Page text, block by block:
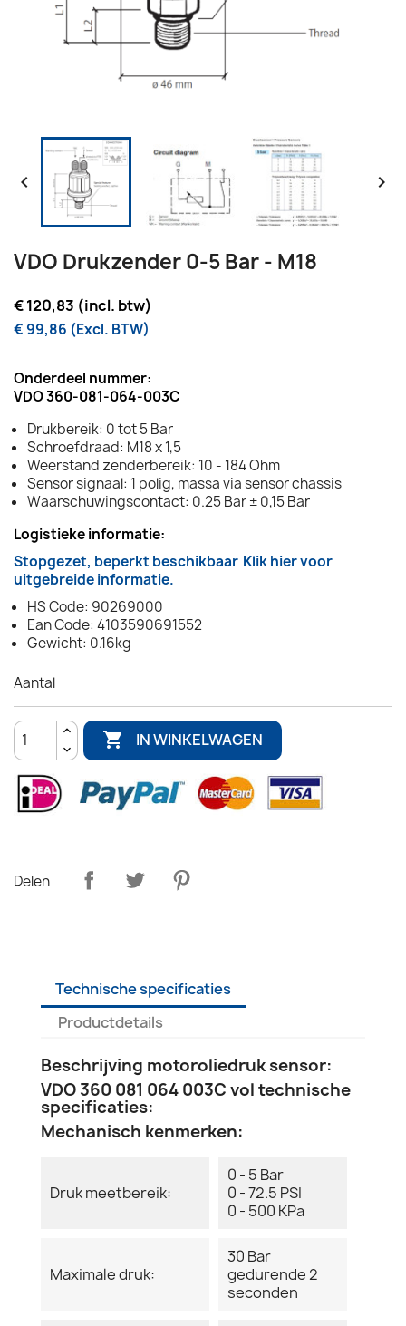
 
VDO Drukzender 0-5 Bar - M18
€ 120,83 (incl. btw)
€ 99,86 (Excl. BTW)
Onderdeel nummer:
VDO 360-081-064-003C
Drukbereik: 0 tot 5 Bar
Schroefdraad: M18 x 1,5
Weerstand zenderbereik: 10 - 184 Ohm
Sensor signaal: 1 polig, massa via sensor chassis
Waarschuwingscontact: 0.25 Bar ± 0,15 Bar
Logistieke informatie:
Stopgezet, beperkt beschikbaar Klik hier voor
uitgebreide informatie.
HS Code: 90269000
Ean Code: 4103590691552
Gewicht: 0.16kg
Aantal
 IN WINKELWAGEN
Delen
Technische specificaties
Productdetails
Beschrijving motoroliedruk sensor:
VDO 360 081 064 003C vol technische
specificaties:
Mechanisch kenmerken:
Druk meetbereik:
0 - 5 Bar
0 - 72.5 PSI
0 - 500 KPa
Maximale druk:
30 Bar
gedurende 2
seconden